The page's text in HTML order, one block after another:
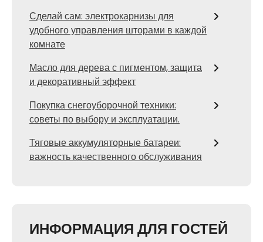
Сделай сам: электрокарнизы для
удобного управления шторами в каждой
комнате
Масло для дерева с пигментом, защита
и декоративный эффект
Покупка снегоуборочной техники:
советы по выбору и эксплуатации.
Тяговые аккумуляторные батареи:
важность качественного обслуживания
ИНФОРМАЦИЯ ДЛЯ ГОСТЕЙ